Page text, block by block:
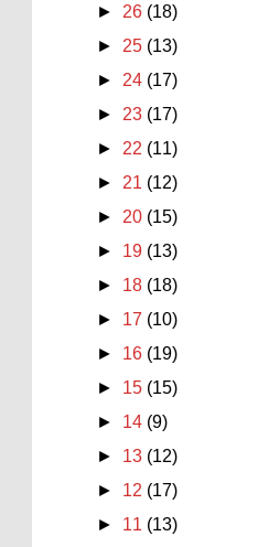
► 26 (18)
► 25 (13)
► 24 (17)
► 23 (17)
► 22 (11)
► 21 (12)
► 20 (15)
► 19 (13)
► 18 (18)
► 17 (10)
► 16 (19)
► 15 (15)
► 14 (9)
► 13 (12)
► 12 (17)
► 11 (13)